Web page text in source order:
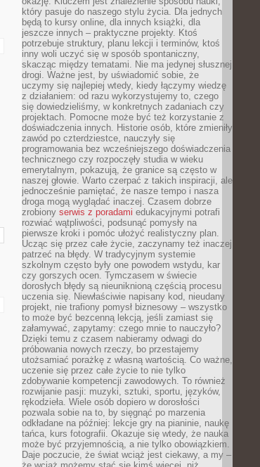
który pasuje do naszego stylu życia. Dla jednych
będą to kursy online, dla innych książki, dla
jeszcze innych – praktyczne projekty. Ktoś
potrzebuje struktury, planu lekcji i terminów, ktoś
inny woli uczyć się w sposób spontaniczny,
skacząc między tematami. Nie ma jedynej słusznej
drogi. Ważne jest, by uświadomić sobie, że
uczymy się najlepiej wtedy, kiedy łączymy wiedzę
z działaniem: od razu wykorzystujemy to, czego
się dowiedzieliśmy, w konkretnych zadaniach czy
projektach. Pomocne może być też korzystanie z
doświadczenia innych. Historie osób, które zmieniły
zawód po czterdziestce, nauczyły się
programowania bez wcześniejszego doświadczenia
technicznego czy rozpoczęły studia w wieku
emerytalnym, pokazują, że granice są często w
naszej głowie. Warto czerpać z takich inspiracji, ale
jednocześnie pamiętać, że nasze tempo i nasza
droga mogą wyglądać inaczej. Czasem dobrze
zrobiony serwis z poradami edukacyjnymi potrafi
rozwiać wątpliwości, podsunąć pomysły na
pierwsze kroki i pomóc ułożyć realistyczny plan.
Ucząc się przez całe życie, zaczynamy też inaczej
patrzeć na błędy. W tradycyjnym systemie
szkolnym często były one powodem wstydu, kar
czy gorszych ocen. Tymczasem w świecie
dorosłych błędy są nieuniknioną częścią procesu
uczenia się. Niewłaściwie napisany kod, nieudany
projekt, nie trafiony pomysł biznesowy – wszystko
to może być bezcenną lekcją, jeśli zamiast się
załamywać, zapytamy: czego mnie to nauczyło?
Dzięki temu z czasem nabieramy odwagi do
próbowania nowych rzeczy, bo przestajemy
utożsamiać porażkę z własną wartością. Co ważne,
uczenie się przez całe życie to nie tylko
zdobywanie kompetencji zawodowych. To również
rozwijanie pasji: muzyki, sztuki, sportu, języków,
rękodzieła. Wiele osób dopiero w dorosłości
pozwala sobie na to, by sięgnąć po marzenia
odkładane na później: lekcje gry na pianinie, naukę
tańca, kurs fotografii. Okazuje się wtedy, że nauka
może być przyjemnością, a nie tylko obowiązkiem.
Daje poczucie, że świat wciąż jest ciekawy, a my –